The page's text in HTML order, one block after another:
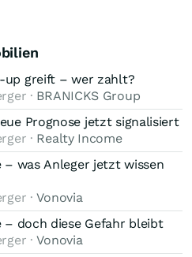
up greift – wer zahlt?
· BRANICKS Group
Prognose jetzt signalisiert
· Realty Income
was Anleger jetzt wissen
·Vonovia
– doch diese Gefahr bleibt
·Vonovia